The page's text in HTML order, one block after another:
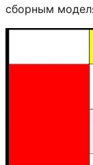
сборным